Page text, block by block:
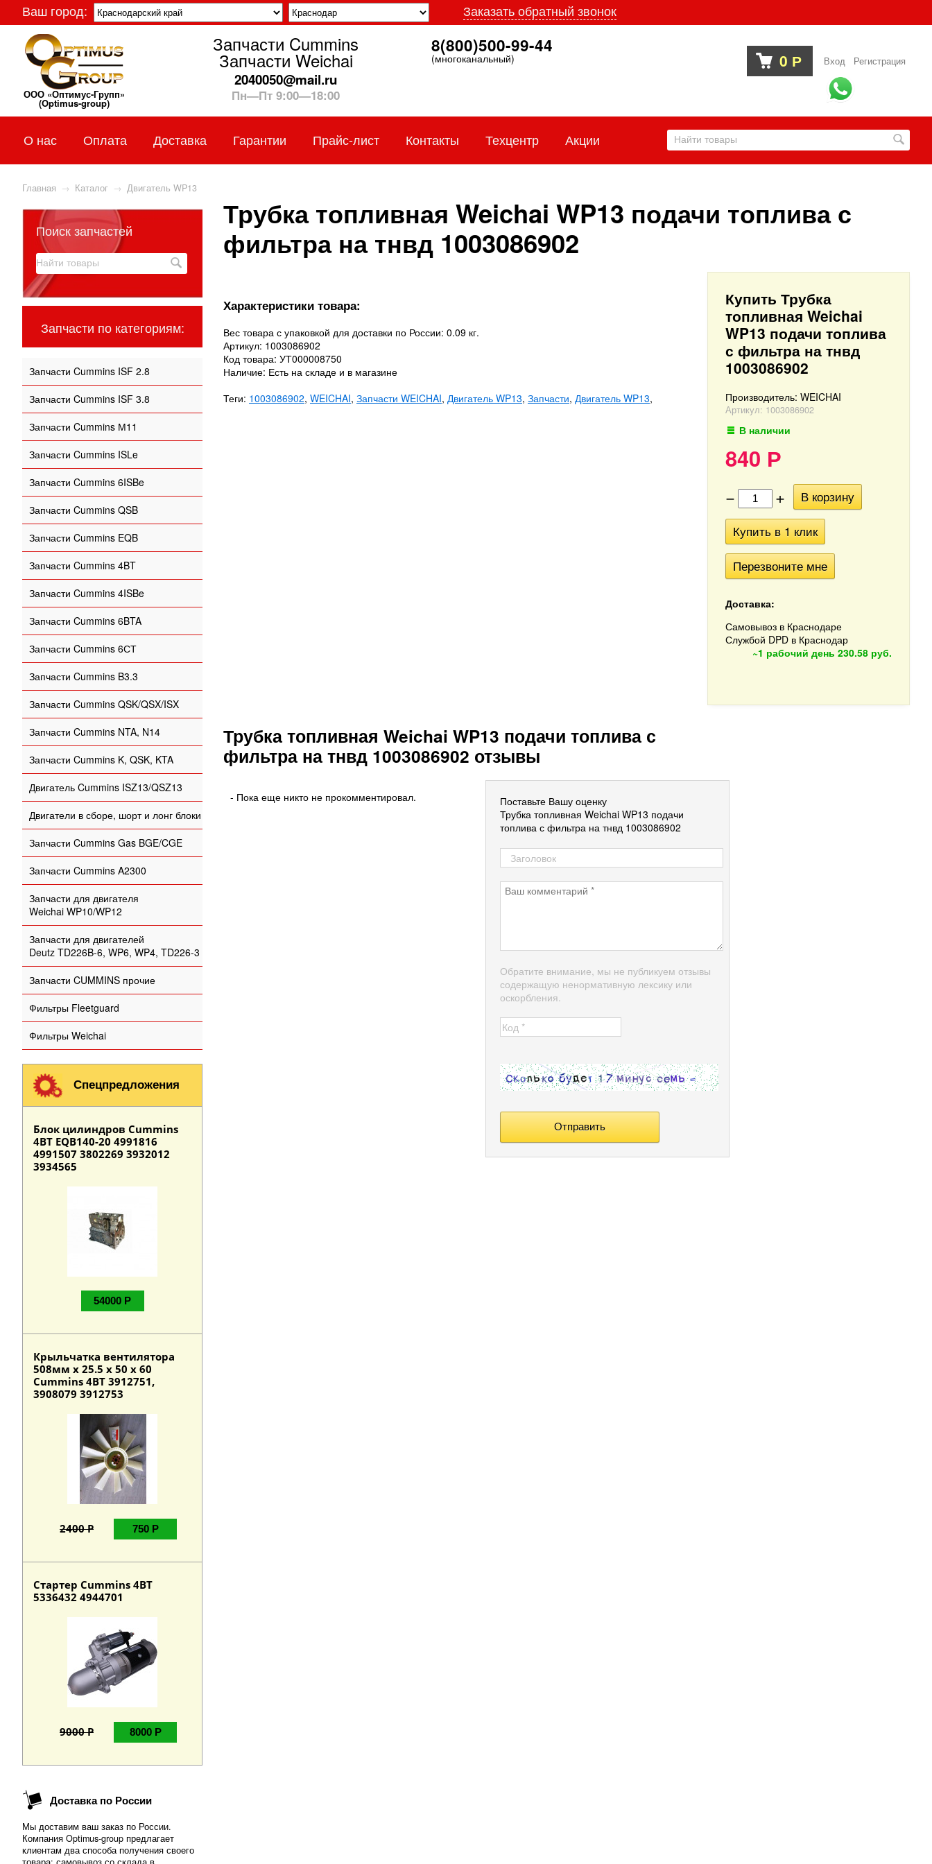
Ваш город: Заказать обратный звонок
ООО «Оптимус-Групп»
(Optimus-group)
Запчасти Cummins
Запчасти Weichai
2040050@mail.ru
Пн—Пт 9:00—18:00
8(800)500-99-44
(многоканальный) Вход Регистрация
0 Р
О нас Оплата Доставка Гарантии Прайс-лист Контакты Техцентр Акции
Главная → Каталог → Двигатель WP13
Поиск запчастей
Запчасти по категориям:
Запчасти Cummins ISF 2.8
Запчасти Cummins ISF 3.8
Запчасти Cummins М11
Запчасти Cummins ISLe
Запчасти Cummins 6ISBe
Запчасти Cummins QSB
Запчасти Cummins EQB
Запчасти Cummins 4BT
Запчасти Cummins 4ISBe
Запчасти Cummins 6BTA
Запчасти Cummins 6СТ
Запчасти Cummins B3.3
Запчасти Cummins QSK/QSX/ISX
Запчасти Cummins NTA, N14
Запчасти Cummins K, QSK, KTA
Двигатель Cummins ISZ13/QSZ13
Двигатели в сборе, шорт и лонг блоки
Запчасти Cummins Gas BGE/CGE
Запчасти Cummins A2300
Запчасти для двигателя
Weichai WP10/WP12
Запчасти для двигателей
Deutz TD226B-6, WP6, WP4, TD226-3
Запчасти CUMMINS прочие
Фильтры Fleetguard
Фильтры Weichai
Спецпредложения
Блок цилиндров Cummins
4BT EQB140-20 4991816
4991507 3802269 3932012
3934565
54000 Р
Крыльчатка вентилятора
508мм х 25.5 х 50 х 60
Cummins 4BT 3912751,
3908079 3912753
2400 Р 750 Р
Стартер Cummins 4BT
5336432 4944701
9000 Р 8000 Р
Доставка по России
Мы доставим ваш заказ по России.
Компания Optimus-group предлагает
клиентам два способа получения своего
Трубка топливная Weichai WP13 подачи топлива с
фильтра на тнвд 1003086902
Купить Трубка
топливная Weichai
WP13 подачи топлива
с фильтра на тнвд
1003086902
Производитель: WEICHAI
Артикул: 1003086902
В наличии
840 Р
−
+ В корзину
Купить в 1 клик
Перезвоните мне
Доставка:
Самовывоз в Краснодаре
Службой DPD в Краснодар
~1 рабочий день 230.58 руб.
Характеристики товара:
Вес товара с упаковкой для доставки по России: 0.09 кг.
Артикул: 1003086902
Код товара: УТ000008750
Наличие: Есть на складе и в магазине
Теги: 1003086902, WEICHAI, Запчасти WEICHAI, Двигатель WP13, Запчасти, Двигатель WP13,
Трубка топливная Weichai WP13 подачи топлива с
фильтра на тнвд 1003086902 отзывы
Поставьте Вашу оценку
Трубка топливная Weichai WP13 подачи
топлива с фильтра на тнвд 1003086902
Обратите внимание, мы не публикуем отзывы
содержащую ненормативную лексику или
оскорбления.
- Пока еще никто не прокомментировал.